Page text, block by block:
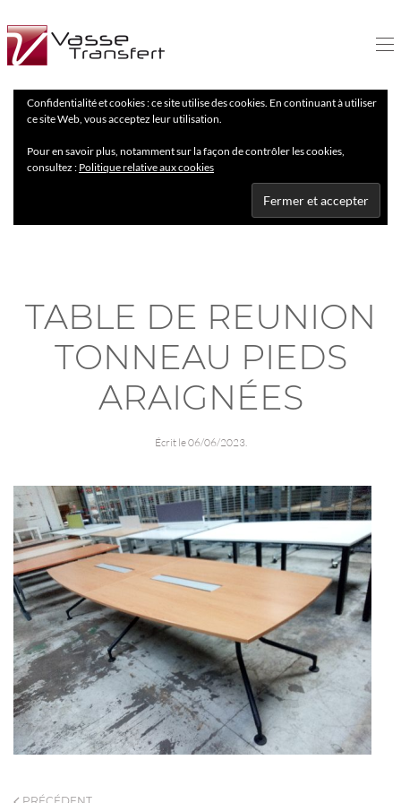
Confidentialité et cookies : ce site utilise des cookies. En continuant à utiliser
ce site Web, vous acceptez leur utilisation.
Pour en savoir plus, notamment sur la façon de contrôler les cookies,
consultez : Politique relative aux cookies
TABLE DE REUNION
TONNEAU PIEDS
ARAIGNÉES
Écrit le06/06/2023.